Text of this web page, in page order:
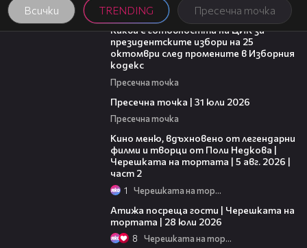
Всички TRENDING Пресечна точка
14:16
Каква е готовността на ЦИК за
президентските избори на 25
октомври след промените в Изборния
кодекс
Пресечна точка
Пресечна точка | 31 юли 2026
Пресечна точка
Кино меню, вдъхновено от легендарни
филми и творци от Поли Недкова |
Черешката на тортата | 5 авг. 2026 |
част 2
1 Черешката на тортата
Атижа посреща гости | Черешката на
тортата | 28 юли 2026
8 Черешката на тортата